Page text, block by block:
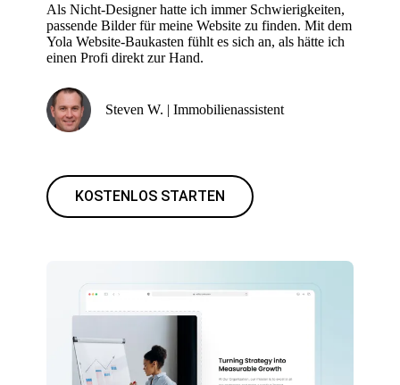
Als Nicht-Designer hatte ich immer Schwierigkeiten,
passende Bilder für meine Website zu finden. Mit dem
Yola Website-Baukasten fühlt es sich an, als hätte ich
einen Profi direkt zur Hand.
Steven W. | Immobilienassistent
KOSTENLOS STARTEN